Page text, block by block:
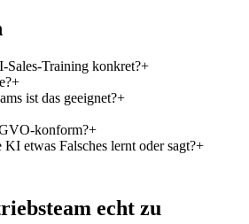
Training konkret?+
+
ist das geeignet?+
konform?+
KI etwas Falsches lernt oder sagt?+
echt zu